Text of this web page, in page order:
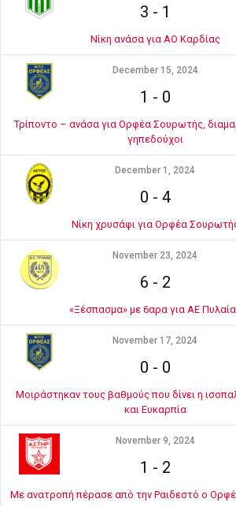
3 - 1
Νίκη ανάσα για ΑΟ Καρδίας
December 15, 2024
1 - 0
Τρίποντο – ανάσα για Ορφέα Σουρωτής,
γηπεδούχοι
December 1, 2024
0 - 4
Νίκη χρυσάφι για Ορφέα
November 23, 2024
6 - 2
«Ξέσπασμα» με 6αρα για ΑΕ
November 17, 2024
0 - 0
Μοιράστηκαν τους βαθμούς που δίνει η
και Ευκαρπία
November 9, 2024
1 - 2
Με ανατροπή πέρασε από την Ραιδεστό ο